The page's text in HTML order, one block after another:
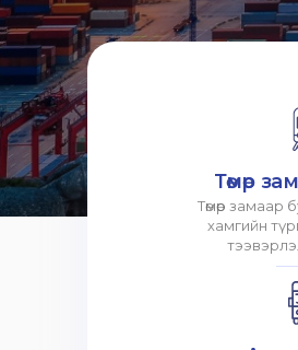
Төмөр
Төмөр замаар
хамгийн